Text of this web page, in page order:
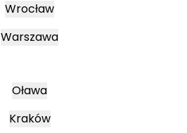
Wrocław
Warszawa
Oława
Kraków